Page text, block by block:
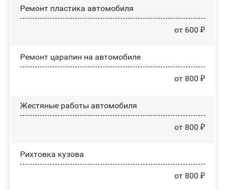
Ремонт пластика автомобиля
от 600 ₽
Ремонт царапин на автомобиле
от 800 ₽
Жестяные работы автомобиля
от 800 ₽
Рихтовка кузова
от 800 ₽